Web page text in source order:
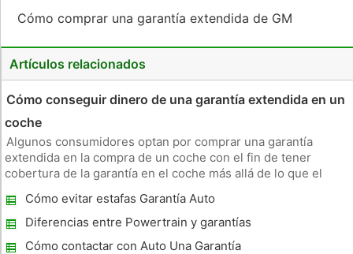
Cómo comprar una garantía extendida de GM
Artículos relacionados
Cómo conseguir dinero de una garantía extendida en un
coche
Algunos consumidores optan por comprar una garantía
extendida en la compra de un coche con el fin de tener
cobertura de la garantía en el coche más allá de lo que el
viene con una garantía del fabricante. Si el comercio-in o
vender el coch
Cómo evitar estafas Garantía Auto
Diferencias entre Powertrain y garantías
integrales
Cómo contactar con Auto Una Garantía